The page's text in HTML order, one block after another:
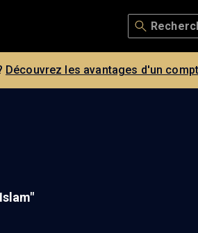
Découvrez les avantages d'un